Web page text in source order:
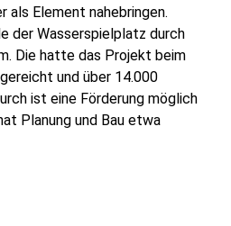
als Element nahebringen.
der Wasserspielplatz durch
Die hatte das Projekt beim
und über 14.000
ist eine Förderung möglich
Planung und Bau etwa